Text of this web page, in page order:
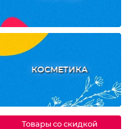
КОСМЕТИКА
Товары со скидкой